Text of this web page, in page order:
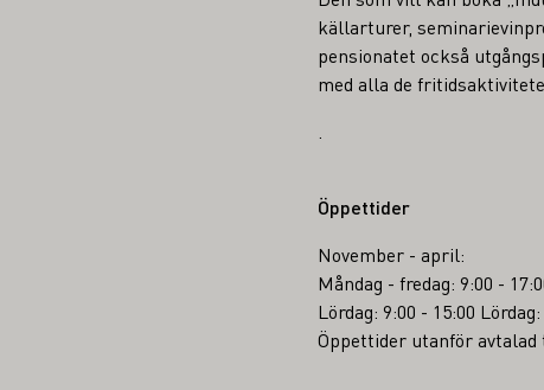
källarturer,
pensionatet också
med alla de
Öppettider
November - april:
Måndag - fredag: 9:00 -
Lördag: 9:00 - 15:00
Öppettider utanför